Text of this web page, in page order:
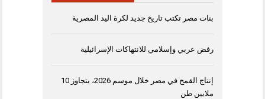
بنات مصر تكتب تاريخ جديد لكرة اليد المصرية
رفض عربي وإسلامي للانتهاكات الإسرائيلية
إنتاج القمح في مصر خلال موسم 2026، يتجاوز 10
ملايين طن